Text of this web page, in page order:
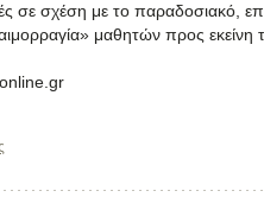
σε σχέση με το παραδοσιακό,
μαθητών προς εκείνη